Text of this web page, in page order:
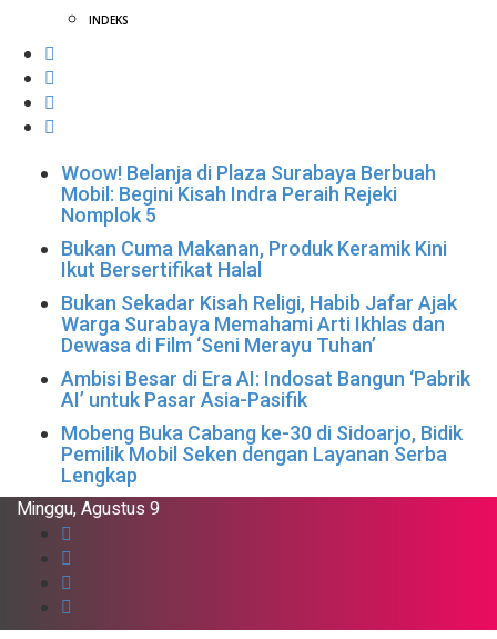
INDEKS
Woow! Belanja di Plaza Surabaya Berbuah
Mobil: Begini Kisah Indra Peraih Rejeki
Nomplok 5
Bukan Cuma Makanan, Produk Keramik Kini
Ikut Bersertifikat Halal
Bukan Sekadar Kisah Religi, Habib Jafar Ajak
Warga Surabaya Memahami Arti Ikhlas dan
Dewasa di Film ‘Seni Merayu Tuhan’
Ambisi Besar di Era AI: Indosat Bangun ‘Pabrik
AI’ untuk Pasar Asia-Pasifik
Mobeng Buka Cabang ke-30 di Sidoarjo, Bidik
Pemilik Mobil Seken dengan Layanan Serba
Lengkap
Minggu, Agustus 9